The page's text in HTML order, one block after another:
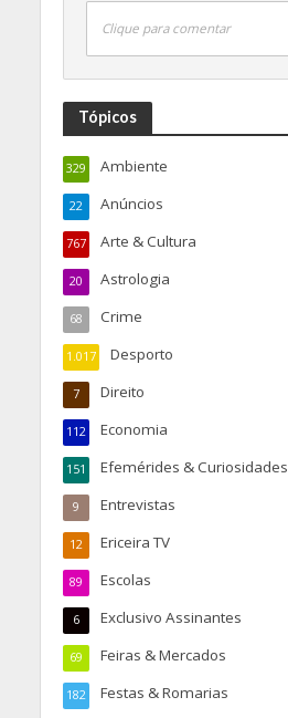
Clique para comentar
Tópicos
Ambiente
329
Anúncios
22
Arte & Cultura
767
Astrologia
20
Crime
68
Desporto
1.017
Direito
7
Economia
112
Efemérides & Curiosidades
151
Entrevistas
9
Ericeira TV
12
Escolas
89
Exclusivo Assinantes
6
Feiras & Mercados
69
Festas & Romarias
182